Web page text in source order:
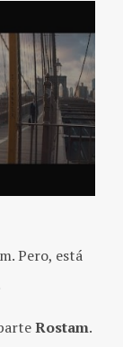
Pero, está
Rostam.